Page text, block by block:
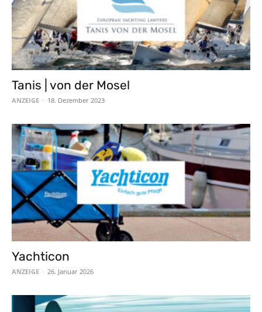
Tanis | von der Mosel
ANZEIGE - 18. Dezember 2023
Yachticon
ANZEIGE - 26. Januar 2026